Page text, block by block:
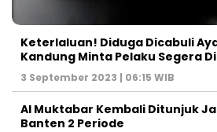
Keterlaluan! Diduga Dicabuli
Kandung Minta Pelaku Segera
3 September 2023 | 06:15 WIB
Al Muktabar Kembali Ditunjuk
Banten 2 Periode